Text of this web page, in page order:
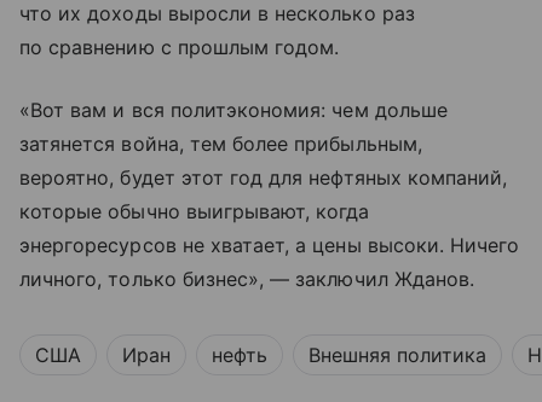
что их доходы выросли в несколько раз
по сравнению с прошлым годом.
«Вот вам и вся политэкономия: чем дольше
затянется война, тем более прибыльным,
вероятно, будет этот год для нефтяных компаний,
которые обычно выигрывают, когда
энергоресурсов не хватает, а цены высоки. Ничего
личного, только бизнес», — заключил Жданов.
США Иран нефть Внешняя политика